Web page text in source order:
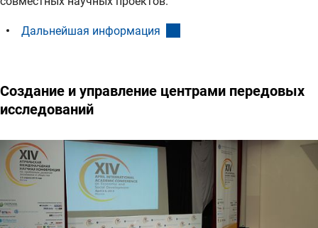
Дальнейшая информация
Cоздание и управление центрами передовых
исследований